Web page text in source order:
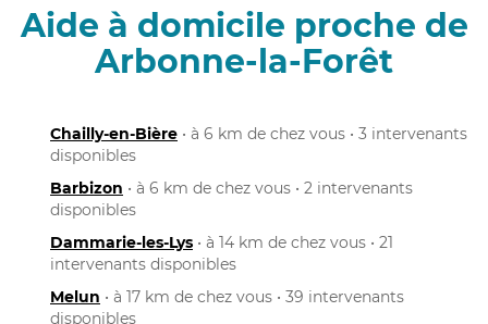
Aide à domicile proche de
Arbonne-la-Forêt
Chailly-en-Bière • à 6 km de chez vous • 3 intervenants
disponibles
Barbizon • à 6 km de chez vous • 2 intervenants
disponibles
Dammarie-les-Lys • à 14 km de chez vous • 21
intervenants disponibles
Melun • à 17 km de chez vous • 39 intervenants
disponibles